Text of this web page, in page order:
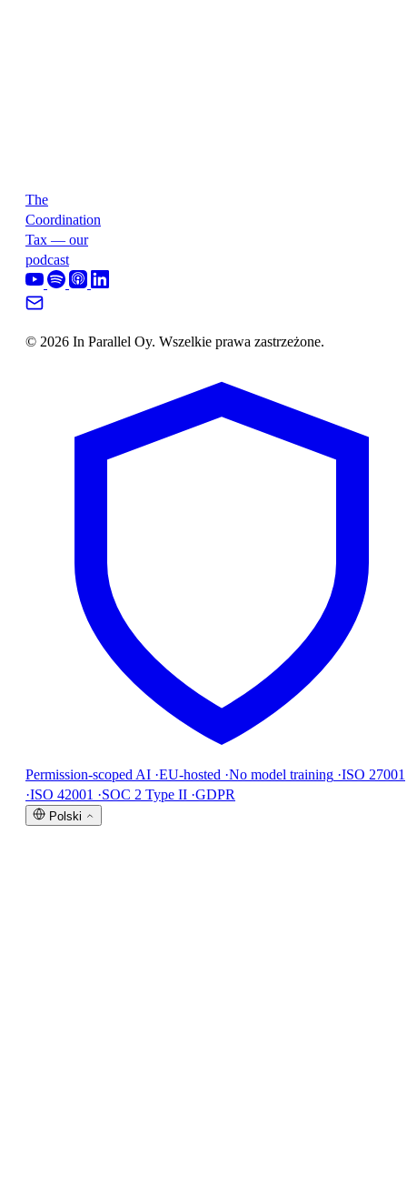
The
Coordination
Tax — our
podcast
© 2026 In Parallel Oy. Wszelkie prawa zastrzeżone.
Permission-scoped AI ·EU-hosted ·No model training ·ISO 27001
·ISO 42001 ·SOC 2 Type II ·GDPR
Polski